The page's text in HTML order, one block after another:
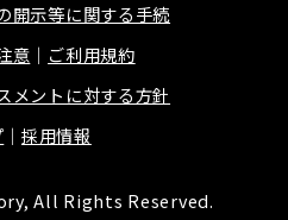
開示等に関する手続
意
ご利用規約
メントに対する方針
採用情報
All Rights Reserved.